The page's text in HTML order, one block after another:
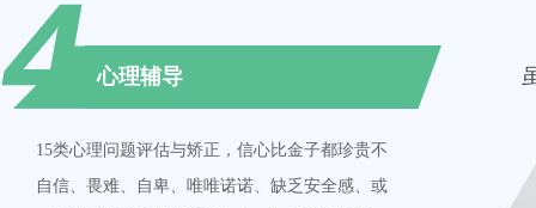
心理辅导
15类心理问题评估与矫正，信心比金子都珍贵不
自信、畏难、自卑、唯唯诺诺、缺乏安全感、或